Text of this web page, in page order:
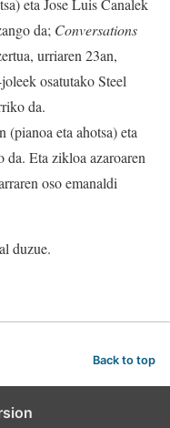
eta Jose Luis Canalek
da; Conversations
urriaren 23an,
osatutako Steel
da.
eta ahotsa) eta
Eta zikloa azaroaren
oso emanaldi
duzue.
Back to top